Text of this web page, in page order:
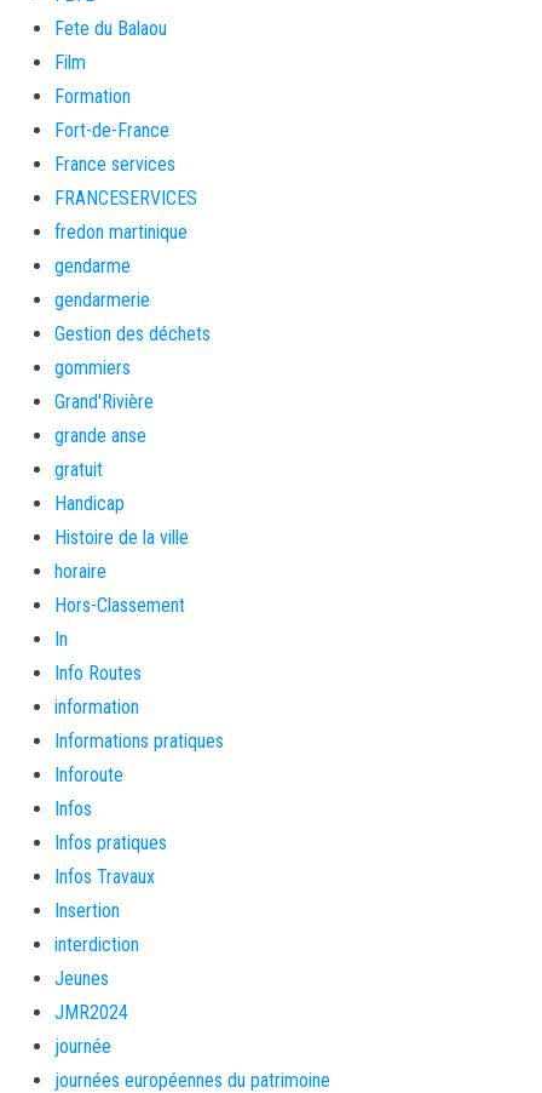
Fete du Balaou
Film
Formation
Fort-de-France
France services
FRANCESERVICES
fredon martinique
gendarme
gendarmerie
Gestion des déchets
gommiers
Grand'Rivière
grande anse
gratuit
Handicap
Histoire de la ville
horaire
Hors-Classement
In
Info Routes
information
Informations pratiques
Inforoute
Infos
Infos pratiques
Infos Travaux
Insertion
interdiction
Jeunes
JMR2024
journée
journées européennes du patrimoine